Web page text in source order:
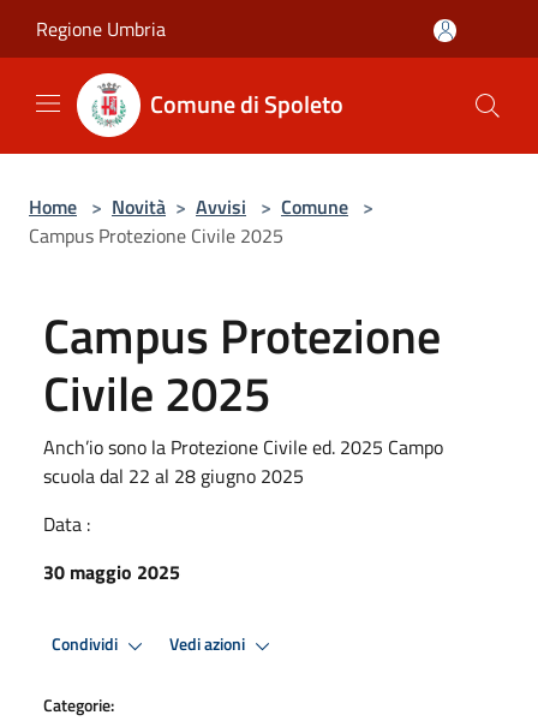
Regione Umbria
Comune di Spoleto
Home > Novità > Avvisi > Comune >
Campus Protezione Civile 2025
Campus Protezione
Civile 2025
Anch’io sono la Protezione Civile ed. 2025 Campo
scuola dal 22 al 28 giugno 2025
Data :
30 maggio 2025
Condividi Vedi azioni
Categorie: